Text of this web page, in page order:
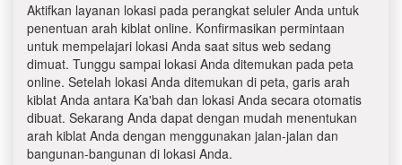
Aktifkan layanan lokasi pada perangkat seluler Anda untuk
penentuan arah kiblat online. Konfirmasikan permintaan
untuk mempelajari lokasi Anda saat situs web sedang
dimuat. Tunggu sampai lokasi Anda ditemukan pada peta
online. Setelah lokasi Anda ditemukan di peta, garis arah
kiblat Anda antara Ka'bah dan lokasi Anda secara otomatis
dibuat. Sekarang Anda dapat dengan mudah menentukan
arah kiblat Anda dengan menggunakan jalan-jalan dan
bangunan-bangunan di lokasi Anda.